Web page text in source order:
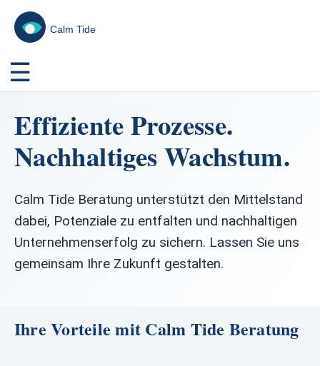
☰
Effiziente Prozesse.
Nachhaltiges Wachstum.
Calm Tide Beratung unterstützt den Mittelstand
dabei, Potenziale zu entfalten und nachhaltigen
Unternehmenserfolg zu sichern. Lassen Sie uns
gemeinsam Ihre Zukunft gestalten.
Ihre Vorteile mit Calm Tide Beratung